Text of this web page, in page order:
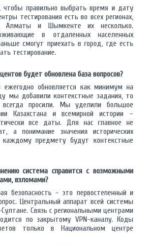
правильно выбрать время и дату
тестирования есть во всех регионах,
Алматы и Шымкенте их несколько.
в отдаленных населенных
смогут приехать в город, где есть
тестирование.
будет обновлена база вопросов?
ежегодно обновляется как минимум на
мы добавили контекстные задания, то
просили. Мы уделили большое
Казахстана и всемирной истории –
все даты. Для нас главное не
а понимание значения исторических
предмету будут контекстные
система справится с возможными
взломами?
безопасность – это первостепенный и
Центральный аппарат всей системы
Связь с региональными центрами
по закрытому VPN-каналу. Коды
только в Национальном центре